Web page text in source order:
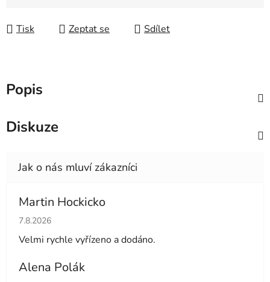
Tisk Zeptat se Sdílet
Popis
Diskuze
Martin Hockicko
Hodnocení obchodu je 5 z 5 hvězdiček.
7.8.2026
Velmi rychle vyřízeno a dodáno.
Alena Polák